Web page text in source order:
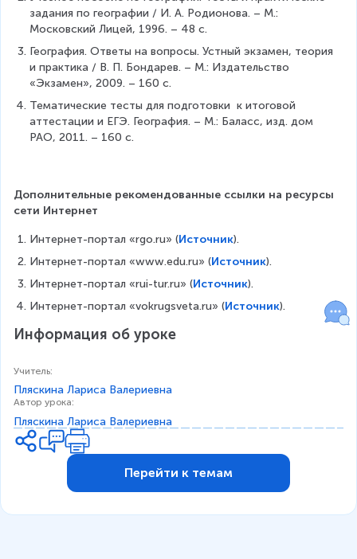
задания по географии / И. А. Родионова. – М.:
Московский Лицей, 1996. – 48 с.
География. Ответы на вопросы. Устный экзамен, теория
и практика / В. П. Бондарев. – М.: Издательство
«Экзамен», 2009. – 160 с.
Тематические тесты для подготовки  к итоговой
аттестации и ЕГЭ. География. – М.: Баласс, изд. дом
РАО, 2011. – 160 с.
Дополнительные рекомендованные ссылки на ресурсы
сети Интернет
Интернет-портал «rgo.ru» (Источник).
Интернет-портал «www.edu.ru» (Источник).
Интернет-портал «rui-tur.ru» (Источник).
Интернет-портал «vokrugsveta.ru» (Источник).
Информация об уроке
Учитель:
Пляскина Лариса Валериевна
Автор урока:
Пляскина Лариса Валериевна
Перейти к темам